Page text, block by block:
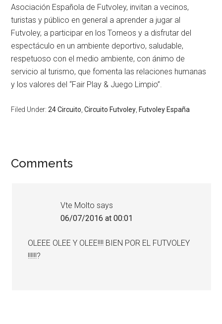
Asociación Española de Futvoley, invitan a vecinos,
turistas y público en general a aprender a jugar al
Futvoley, a participar en los Torneos y a disfrutar del
espectáculo en un ambiente deportivo, saludable,
respetuoso con el medio ambiente, con ánimo de
servicio al turismo, que fomenta las relaciones humanas
y los valores del “Fair Play & Juego Limpio”.
Filed Under:24 Circuito ,Circuito Futvoley Futvoley España
Comments
Vte Molto says
06/07/2016 at 00:01
OLEEE OLEE Y OLEE!!!! BIEN POR EL FUTVOLEY
!!!!!!?